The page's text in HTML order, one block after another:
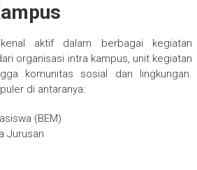
aktif dalam berbagai kegiatan
organisasi intra kampus, unit kegiatan
komunitas sosial dan lingkungan.
di antaranya:
(BEM)
Jurusan